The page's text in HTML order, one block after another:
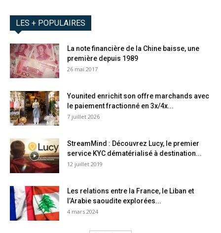
LES + POPULAIRES
La note financière de la Chine baisse, une
première depuis 1989
26 mai 2017
Younited enrichit son offre marchands avec
le paiement fractionné en 3x/4x...
7 juillet 2026
StreamMind : Découvrez Lucy, le premier
service KYC dématérialisé à destination...
12 juillet 2019
Les relations entre la France, le Liban et
l’Arabie saoudite explorées...
4 mars 2024